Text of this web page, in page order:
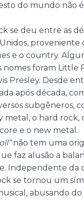
do mundo não é
se deu entre as
proveniente
e o country.
nomes foram Little
Presley. Desde
após década,
subgêneros,
metal, o hard rock,
e o new metal.
não tem uma
faz alusão a
Independente da
se tornou um
abusando